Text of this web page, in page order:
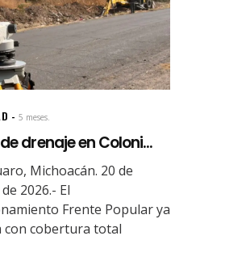
5 meses.
drenaje en Coloni...
Michoacán. 20 de
2026.- El
Frente Popular ya
con cobertura total